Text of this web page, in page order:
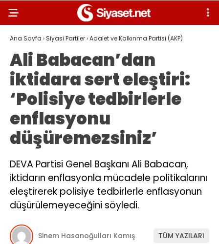
Ana Sayfa › Siyasi Partiler›Adalet ve Kalkınma Partisi (AKP)
Ali Babacan’dan
iktidara sert eleştiri:
‘Polisiye tedbirlerle
enflasyonu
düşüremezsiniz’
DEVA Partisi Genel Başkanı Ali Babacan,
iktidarın enflasyonla mücadele politikalarını
eleştirerek polisiye tedbirlerle enflasyonun
düşürülemeyeceğini söyledi.
Sinem Hasanoğulları Kamış TÜM YAZILARI